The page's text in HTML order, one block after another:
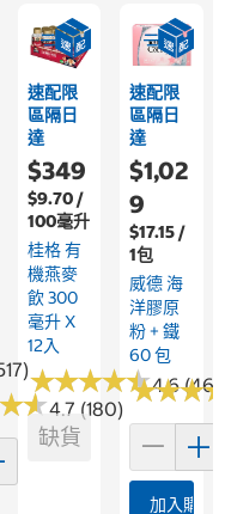
★
★4.7 (180)
速配限
區隔日
達
$349
$9.70 /
100毫升
桂格 有
機燕麥
飲 300
毫升 X
12入
★★★★★
★★★★★4.6
缺貨
速配限
區隔日
達
$1,02
9
$17.15 /
1包
威德 海
洋膠原
粉 + 鐵
60 包
★★★
★★★
加入購物